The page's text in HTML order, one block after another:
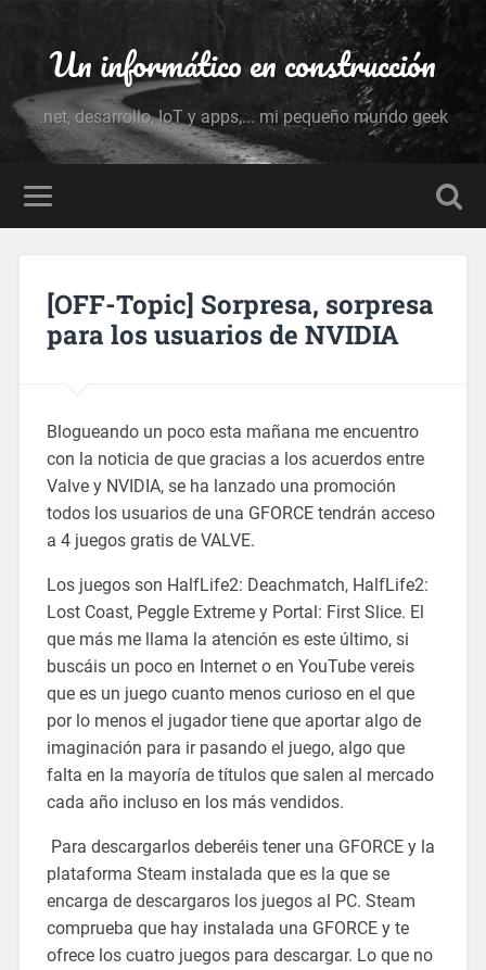
Un informático en construcción
.net, desarrollo, IoT y apps,... mi pequeño mundo geek
[OFF-Topic] Sorpresa, sorpresa
para los usuarios de NVIDIA
Blogueando un poco esta mañana me encuentro
con la noticia de que gracias a los acuerdos entre
Valve y NVIDIA, se ha lanzado una promoción
todos los usuarios de una GFORCE tendrán acceso
a 4 juegos gratis de VALVE.
Los juegos son HalfLife2: Deachmatch, HalfLife2:
Lost Coast, Peggle Extreme y Portal: First Slice. El
que más me llama la atención es este último, si
buscáis un poco en Internet o en YouTube vereis
que es un juego cuanto menos curioso en el que
por lo menos el jugador tiene que aportar algo de
imaginación para ir pasando el juego, algo que
falta en la mayoría de títulos que salen al mercado
cada año incluso en los más vendidos.
Para descargarlos deberéis tener una GFORCE y la
plataforma Steam instalada que es la que se
encarga de descargaros los juegos al PC. Steam
comprueba que hay instalada una GFORCE y te
ofrece los cuatro juegos para descargar. Lo que no